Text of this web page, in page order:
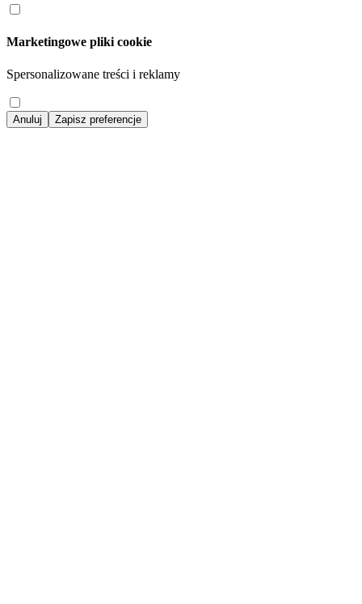
Marketingowe pliki cookie
Spersonalizowane treści i reklamy
Anuluj Zapisz preferencje